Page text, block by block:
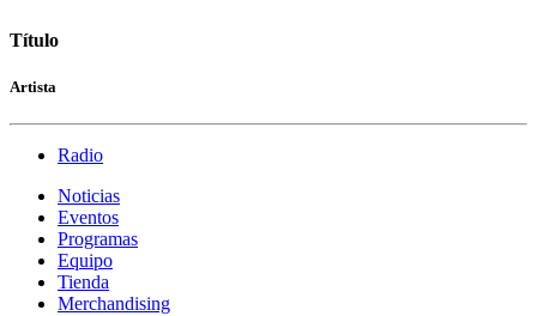
Título
Artista
Radio
Noticias
Eventos
Programas
Equipo
Tienda
Merchandising